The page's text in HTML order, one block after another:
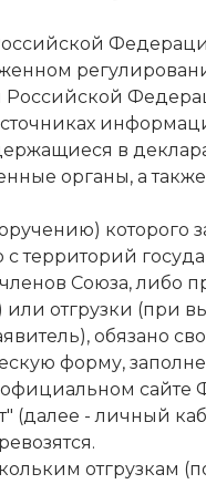
в
органы, а
которого
территорий
Союза, либо
отгрузки (при
обязано
форму,
- личный
отгрузкам